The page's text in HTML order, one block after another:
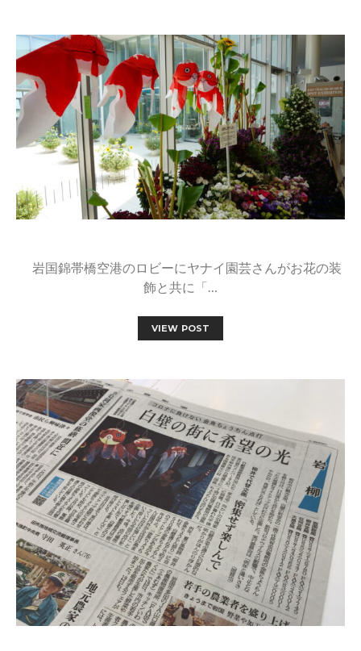
岩国錦帯橋空港のロビーにヤナイ園芸さんがお花の装
飾と共に「…
VIEW POST